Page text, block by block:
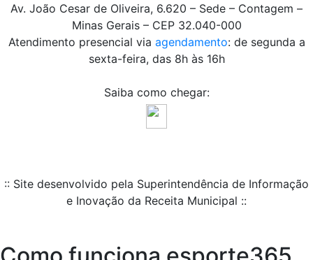
Av. João Cesar de Oliveira, 6.620 – Sede – Contagem –
Minas Gerais – CEP 32.040-000
Atendimento presencial via agendamento: de segunda a
sexta-feira, das 8h às 16h
Saiba como chegar:
:: Site desenvolvido pela Superintendência de Informação
e Inovação da Receita Municipal ::